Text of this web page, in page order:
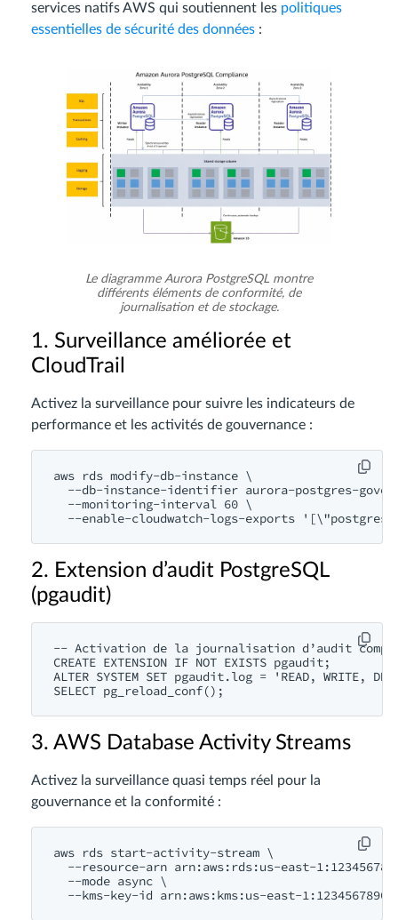
services natifs AWS qui soutiennent les politiques
essentielles de sécurité des données :
Le diagramme Aurora PostgreSQL montre
différents éléments de conformité, de
journalisation et de stockage.
1. Surveillance améliorée et
CloudTrail
Activez la surveillance pour suivre les indicateurs de
performance et les activités de gouvernance :
aws rds modify-db-instance \
--db-instance-identifier aurora-postgres-
  --monitoring-interval 60 \
2. Extension d’audit PostgreSQL
(pgaudit)
-- Activation de la journalisation d’audit
CREATE EXTENSION IF NOT EXISTS pgaudit;
ALTER SYSTEM SET pgaudit.log = 'READ, WRITE,
3. AWS Database Activity Streams
Activez la surveillance quasi temps réel pour la
gouvernance et la conformité :
aws rds start-activity-stream \
--resource-arn arn:aws:rds:us-east-
  --mode async \